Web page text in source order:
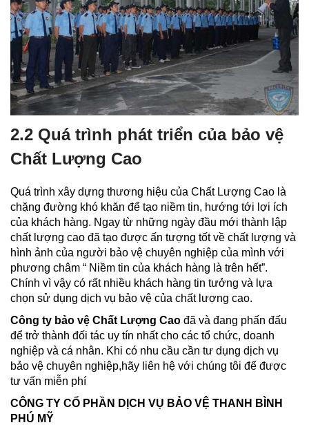
2.2 Quá trình phát triển của bảo vệ
Chất Lượng Cao
Quá trình xây dựng thương hiệu của Chất Lượng Cao là
chặng đường khó khăn để tạo niềm tin, hướng tới lợi ích
của khách hàng. Ngay từ những ngày đầu mới thành lập
chất lượng cao đã tạo được ấn tượng tốt về chất lượng và
hình ảnh của người bảo vệ chuyên nghiệp của mình với
phương châm “ Niềm tin của khách hàng là trên hết”.
Chính vì vậy có rất nhiều khách hàng tin tưởng và lựa
chọn sử dụng dịch vụ bảo vệ của chất lượng cao.
Công ty bảo vệ Chất Lượng Cao đã và đang phấn đấu
để trở thành đối tác uy tín nhất cho các tổ chức, doanh
nghiệp và cá nhân. Khi có nhu cầu cần tư dụng dịch vụ
bảo vệ chuyên nghiệp,hãy liên hệ với chúng tôi để được
tư vấn miễn phí
CÔNG TY CỔ PHẦN DỊCH VỤ BẢO VỆ THANH BÌNH
PHÚ MỸ